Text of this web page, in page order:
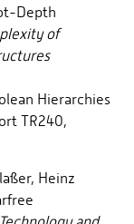
Depth
of
Hierarchies
TR240,
Heinz